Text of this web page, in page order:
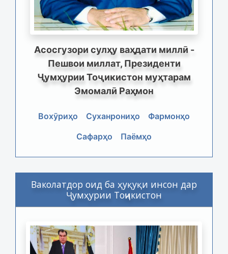
Асосгузори сулҳу ваҳдати миллӣ -
Пешвои миллат, Президенти
Ҷумҳурии Тоҷикистон муҳтарам
Эмомалӣ Раҳмон
Вохӯриҳо Суханрониҳо
Фармонҳо
Сафарҳо
Паёмҳо
Ваколатдор оид ба ҳуқуқи инсон дар
Ҷумҳурии Тоҷикистон